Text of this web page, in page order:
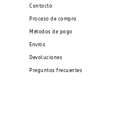
Contacto
Proceso de compra
Métodos de pago
Envíos
Devoluciones
Preguntas frecuentes